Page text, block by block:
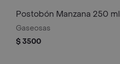
Postobón Manzana 250 ml
Gaseosas
$ 3500